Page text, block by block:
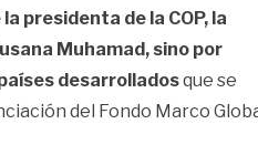
presidenta de la COP, la
Muhamad, sino por
desarrolladosque se
del Fondo Marco